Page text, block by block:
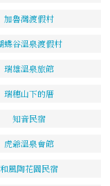
加魯灣渡假村
蝶谷溫泉渡假村
瑞雄溫泉旅館
瑞穗山下的厝
知音民宿
虎爺溫泉會館
和風陶花園民宿